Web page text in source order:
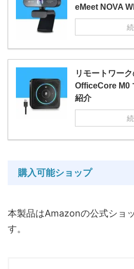
eMeet NOVA
リモートワー
OfficeCore M0
紹介
購入可能ショップ
本製品はAmazonの公式ショ
す。